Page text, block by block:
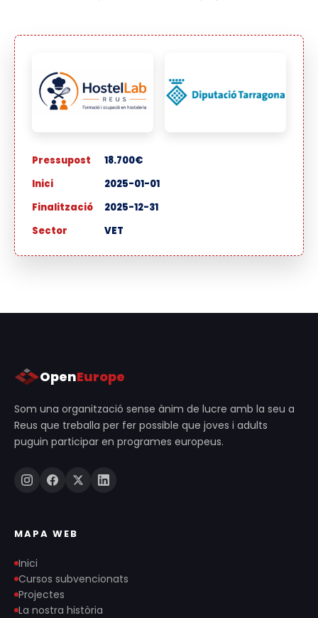
Pressupost
18.700€
Inici
2025-01-01
Finalització
2025-12-31
Sector
VET
OpenEurope
Som una organització sense ànim de lucre amb la seu a
Reus que treballa per fer possible que joves i adults
puguin participar en programes europeus.
MAPA WEB
Inici
Cursos subvencionats
Projectes
La nostra història